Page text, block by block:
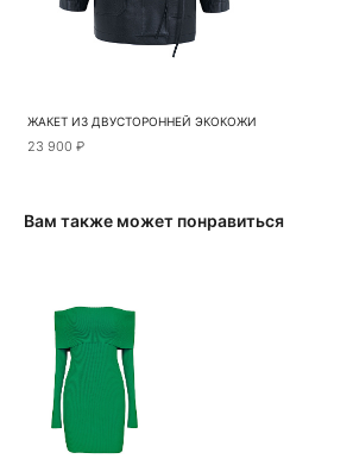
ЖАКЕТ ИЗ ДВУСТОРОННЕЙ ЭКОКОЖИ
23 900 ₽
Вам также может понравиться